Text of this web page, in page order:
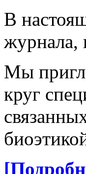
В
журнала,
Мы
круг